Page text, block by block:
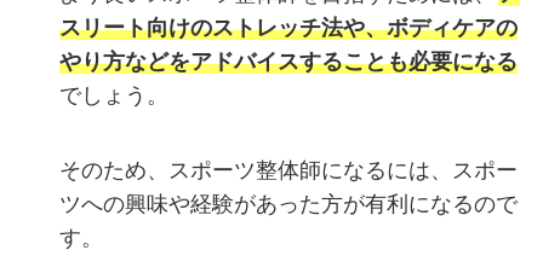
スリート向けのストレッチ法や、ボディケアの
やり方などをアドバイスすることも必要になる
でしょう。
そのため、スポーツ整体師になるには、スポー
ツへの興味や経験があった方が有利になるので
す。